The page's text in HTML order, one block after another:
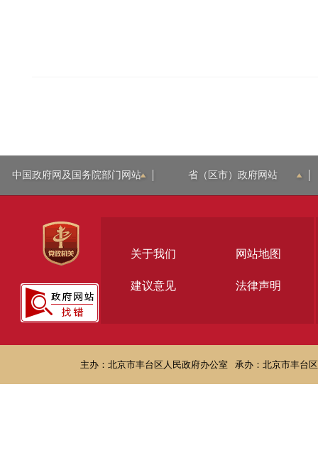
中国政府网及国务院部门网站 省（区市）政府网站
关于我们 网站地图
建议意见 法律声明
主办：北京市丰台区人民政府办公室 承办：北京市丰台